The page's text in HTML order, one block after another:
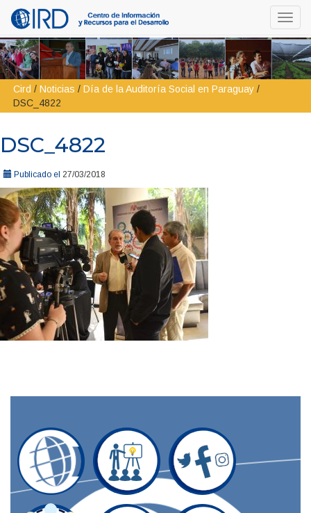
Cird / Noticias / Día de la Auditoría Social en Paraguay /
DSC_4822
DSC_4822
Publicado el 27/03/2018